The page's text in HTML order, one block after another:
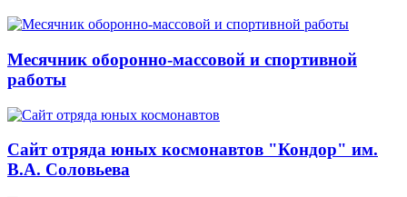
Месячник оборонно-массовой и спортивной
работы
Сайт отряда юных космонавтов "Кондор" им.
В.А. Соловьева